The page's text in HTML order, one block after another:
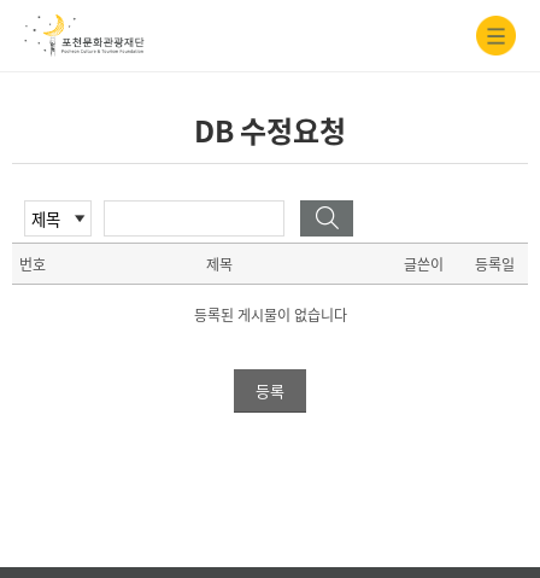
DB 수정요청
번호 제목 글쓴이 등록일
등록된 게시물이 없습니다
등록